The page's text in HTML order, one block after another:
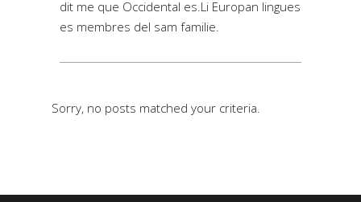
dit me que Occidental es.Li Europan lingues
es membres del sam familie.
Sorry, no posts matched your criteria.